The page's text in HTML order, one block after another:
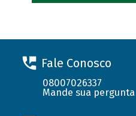
Fale Conosco
08007026337
Mande sua pergunta